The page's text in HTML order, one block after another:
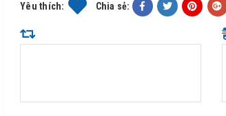
Yêu thích: Chia sẻ: